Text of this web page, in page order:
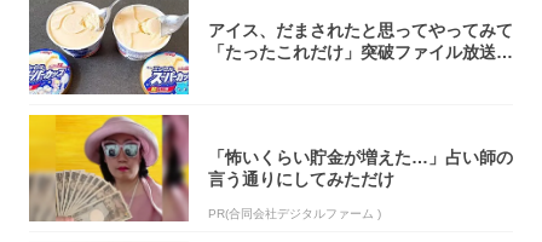
アイス、だまされたと思ってやってみて
「たったこれだけ」突破ファイル放送で
「怖いくらい貯金が増えた…」占い師の
言う通りにしてみただけ
PR(合同会社デジタルファーム )